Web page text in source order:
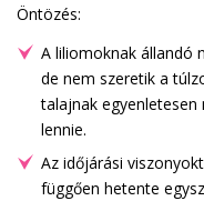
Öntözés:
A liliomoknak állandó
de nem szeretik a
talajnak egyenletesen
lennie.
Az időjárási
függően hetente